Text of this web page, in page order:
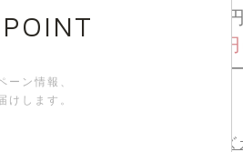
39,600円
sale 19,800
カラー : カ
サイ
ーン情報、
けします。